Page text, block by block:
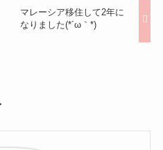
マレーシア移住して2年に
なりました(*´ω｀*)